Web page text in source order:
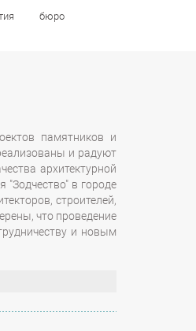
бюро
бюро
памятников и
и радуют
архитектурной
в городе
строителей,
что проведение
и новым